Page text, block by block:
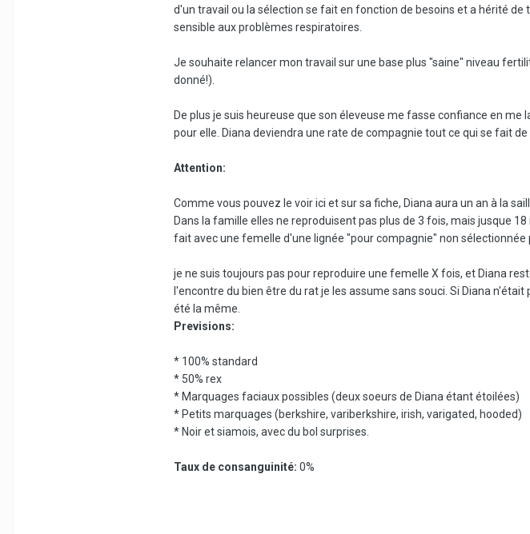
d'un travail ou la sélection se fait en fonction de besoins et a hérité
sensible aux problèmes respiratoires.
Je souhaite relancer mon travail sur une base plus "saine" niveau
donné!).
De plus je suis heureuse que son éleveuse me fasse confiance en
pour elle. Diana deviendra une rate de compagnie tout ce qui se fait
Attention:
Comme vous pouvez le voir ici et sur sa fiche, Diana aura un an à la
Dans la famille elles ne reproduisent pas plus de 3 fois, mais jusque
fait avec une femelle d'une lignée "pour compagnie" non sélectionnée
je ne suis toujours pas pour reproduire une femelle X fois, et Diana
l'encontre du bien être du rat je les assume sans souci. Si Diana
été la même.
Previsions:
* 100% standard
* 50% rex
* Marquages faciaux possibles (deux soeurs de Diana étant étoilées)
* Petits marquages (berkshire, variberkshire, irish, varigated, hooded)
* Noir et siamois, avec du bol surprises.
Taux de consanguinité: 0%